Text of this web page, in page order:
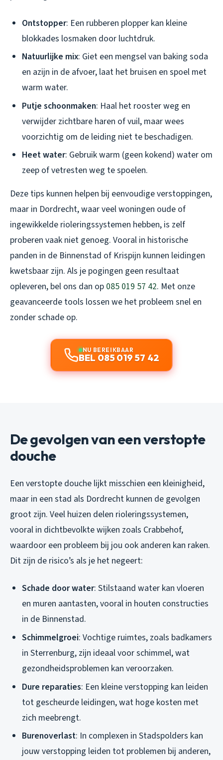
Ontstopper: Een rubberen plopper kan kleine
blokkades losmaken door luchtdruk.
Natuurlijke mix: Giet een mengsel van baking soda
en azijn in de afvoer, laat het bruisen en spoel met
warm water.
Putje schoonmaken: Haal het rooster weg en
verwijder zichtbare haren of vuil, maar wees
voorzichtig om de leiding niet te beschadigen.
Heet water: Gebruik warm (geen kokend) water om
zeep of vetresten weg te spoelen.
Deze tips kunnen helpen bij eenvoudige verstoppingen,
maar in Dordrecht, waar veel woningen oude of
ingewikkelde rioleringssystemen hebben, is zelf
proberen vaak niet genoeg. Vooral in historische
panden in de Binnenstad of Krispijn kunnen leidingen
kwetsbaar zijn. Als je pogingen geen resultaat
opleveren, bel ons dan op 085 019 57 42. Met onze
geavanceerde tools lossen we het probleem snel en
zonder schade op.
NU BEREIKBAAR
BEL 085 019 57 42
De gevolgen van een verstopte
douche
Een verstopte douche lijkt misschien een kleinigheid,
maar in een stad als Dordrecht kunnen de gevolgen
groot zijn. Veel huizen delen rioleringssystemen,
vooral in dichtbevolkte wijken zoals Crabbehof,
waardoor een probleem bij jou ook anderen kan raken.
Dit zijn de risico’s als je het negeert:
Schade door water: Stilstaand water kan vloeren
en muren aantasten, vooral in houten constructies
in de Binnenstad.
Schimmelgroei: Vochtige ruimtes, zoals badkamers
in Sterrenburg, zijn ideaal voor schimmel, wat
gezondheidsproblemen kan veroorzaken.
Dure reparaties: Een kleine verstopping kan leiden
tot gescheurde leidingen, wat hoge kosten met
zich meebrengt.
Burenoverlast: In complexen in Stadspolders kan
jouw verstopping leiden tot problemen bij anderen,